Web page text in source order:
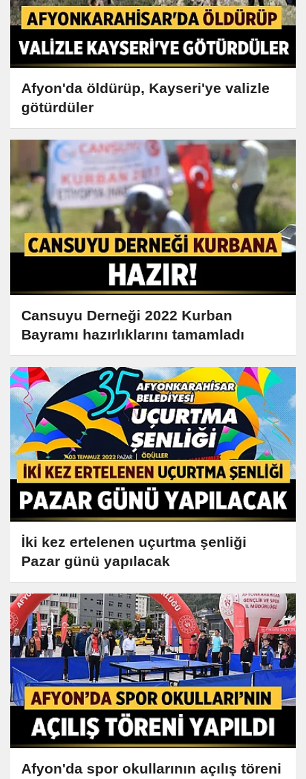
Afyon'da öldürüp, Kayseri'ye valizle
götürdüler
Cansuyu Derneği 2022 Kurban
Bayramı hazırlıklarını tamamladı
İki kez ertelenen uçurtma şenliği
Pazar günü yapılacak
Afyon'da spor okullarının açılış töreni